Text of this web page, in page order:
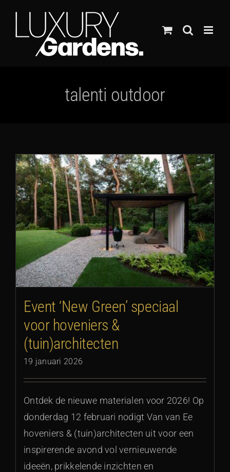
inhoud
talenti outdoor
Event ‘New Green’ speciaal
voor hoveniers &
(tuin)architecten
19 januari 2026
Ontdek de nieuwe materialen voor 2026! Op
donderdag 12 februari nodigt Van van Ee
hoveniers & (tuin)architecten uit voor een
inspirerende avond vol vernieuwende
ideeën, prikkelende inzichten en